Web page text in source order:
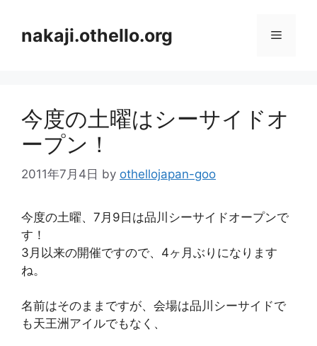
nakaji.othello.org メ
ュ
今度の土曜はシーサイドオ
ープン！
2011年7月4日 by othellojapan-goo
今度の土曜、7月9日は品川シーサイドオープンで
す！
3月以来の開催ですので、4ヶ月ぶりになります
ね。
名前はそのままですが、会場は品川シーサイドで
も天王洲アイルでもなく、